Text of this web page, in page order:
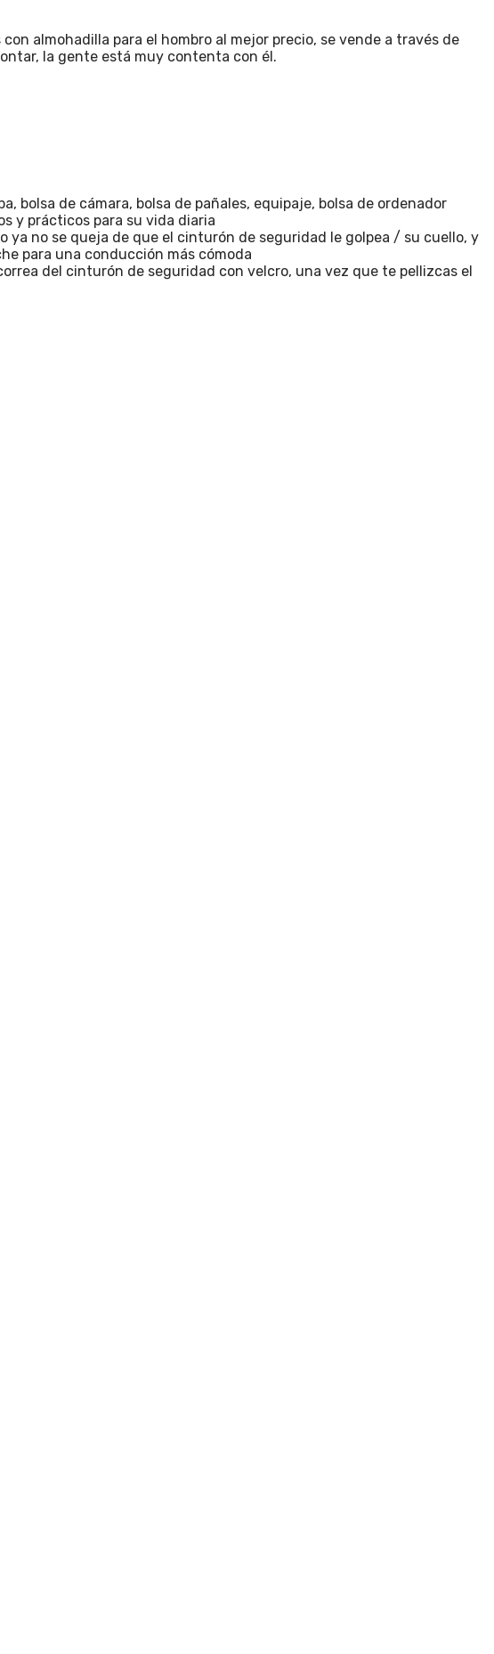
almohadilla para el hombro al mejor precio, se vende a través de
la gente está muy contenta con él.
bolsa de cámara, bolsa de pañales, equipaje, bolsa de ordenador
y prácticos para su vida diaria
no se queja de que el cinturón de seguridad le golpea / su cuello, y
para una conducción más cómoda
del cinturón de seguridad con velcro, una vez que te pellizcas el